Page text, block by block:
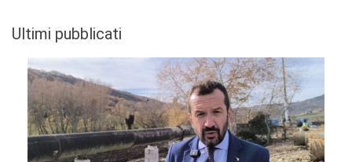
Ultimi pubblicati